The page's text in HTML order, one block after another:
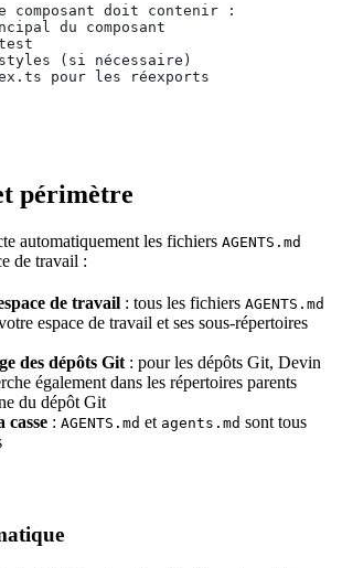
composant doit contenir :
du composant
(si nécessaire)
pour les réexports
périmètre
automatiquement les fichiers AGENTS.md
de travail :
de travail : tous les fichiers AGENTS.md
espace de travail et ses sous-répertoires
des dépôts Git: pour les dépôts Git, Devin
également dans les répertoires parents
du dépôt Git
casse : AGENTS.md et agents.md sont tous